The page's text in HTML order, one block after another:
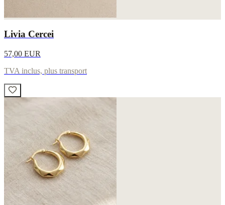
Livia Cercei
57,00 EUR
TVA inclus, plus transport